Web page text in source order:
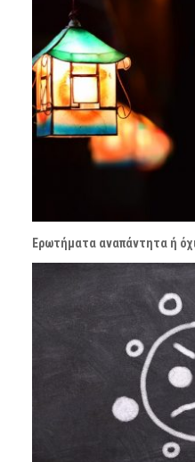
Ερωτήματα αναπάντητα ή